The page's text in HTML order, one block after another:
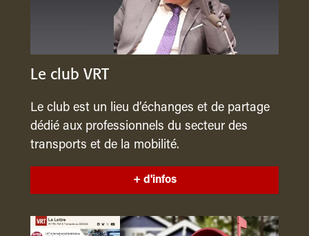
Le club VRT
Le club est un lieu d’échanges et de partage
dédié aux professionnels du secteur des
transports et de la mobilité.
+ d'infos